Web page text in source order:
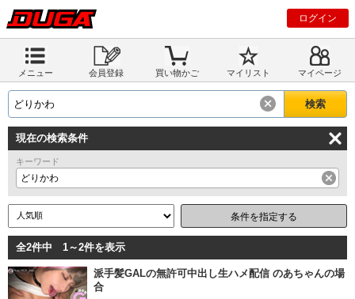
ログイン
メニュー 会員登録 買い物かご マイリスト マイページ
現在の検索条件
キーワード
どりかわ
条件を指定する
全2件中 1～2件を表示
派手髪GALの無許可中出し生ハメ配信 のあちゃんの場
合